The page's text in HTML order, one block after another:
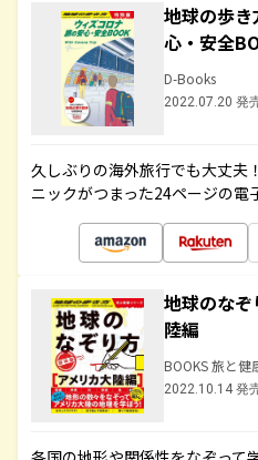
地球の歩
心・安全
D-Books
2022.07.20 発
久しぶりの海外旅行でも大丈夫
ニックがつまった24ページの電
地球のな
陸編
BOOKS 旅と健
2022.10.14 発